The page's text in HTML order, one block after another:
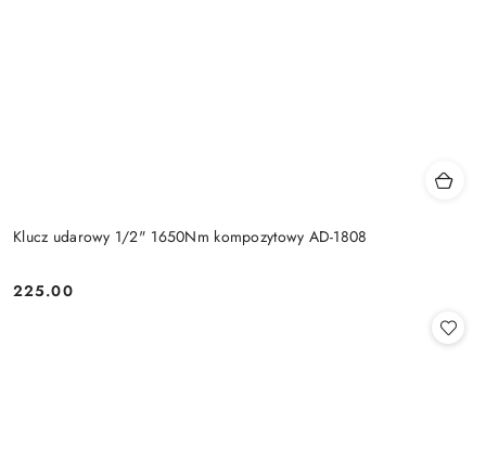
Klucz udarowy 1/2" 1650Nm kompozytowy AD-1808
Cena:
225.00